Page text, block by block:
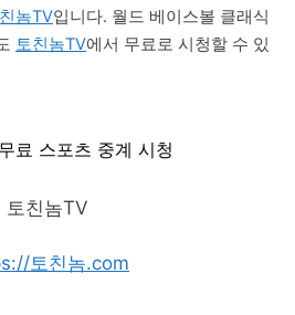
놈TV입니다. 월드 베이스볼 클래식
토친놈TV에서 무료로 시청할 수 있
료 스포츠 중계 시청
토친놈TV
토친놈.com